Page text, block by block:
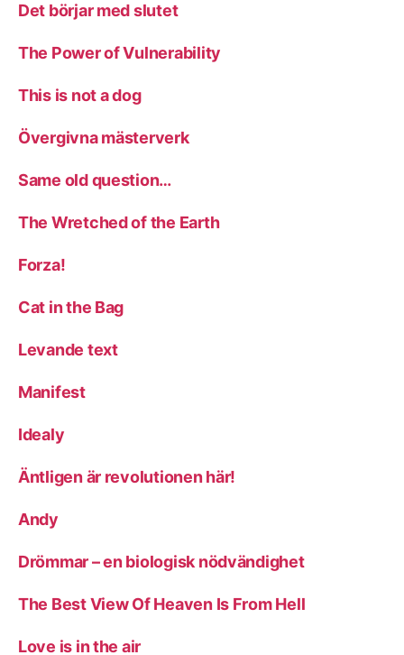
Det börjar med slutet
The Power of Vulnerability
This is not a dog
Övergivna mästerverk
Same old question…
The Wretched of the Earth
Forza!
Cat in the Bag
Levande text
Manifest
Idealy
Äntligen är revolutionen här!
Andy
Drömmar – en biologisk nödvändighet
The Best View Of Heaven Is From Hell
Love is in the air